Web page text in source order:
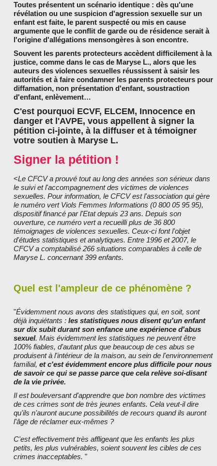
Toutes présentent un scénario identique : dès qu'une
révélation ou une suspicion d'agression sexuelle sur un
enfant est faite, le parent suspecté ou mis en cause
argumente que le conflit de garde ou de résidence serait à
l'origine d'allégations mensongères à son encontre.
Souvent les parents protecteurs accèdent difficilement à la
justice, comme dans le cas de Maryse L., alors que les
auteurs des violences sexuelles réussissent à saisir les
autorités et à faire condamner les parents protecteurs pour
diffamation, non présentation d'enfant, soustraction
d'enfant, enlèvement…
C'est pourquoi ECVF, ELCEM, Innocence en
danger et l'AVPE, vous appellent à signer la
pétition ci-jointe, à la diffuser et à témoigner
votre soutien à Maryse L.
Signer la pétition !
<Le CFCV a prouvé tout au long des années son sérieux dans
le suivi et l'accompagnement des victimes de violences
sexuelles. Pour information, le CFCV est l'association qui gère
le numéro vert Viols Femmes Informations (0 800 05 95 95),
dispositif financé par l'Etat depuis 23 ans. Depuis son
ouverture, ce numéro vert a recueilli plus de 36 800
témoignages de violences sexuelles. Ceux-ci font l'objet
d'études statistiques et analytiques. Entre 1996 et 2007, le
CFCV a comptabilisé 266 situations comparables à celle de
Maryse L. concernant 399 enfants.
Quel est l'ampleur de ce phénomène ?
"Évidemment nous avons des statistiques qui, en soit, sont
déjà inquiétants : les statistiques nous disent qu'un enfant
sur dix subit durant son enfance une expérience d'abus
sexuel. Mais évidemment les statistiques ne peuvent être
100% fiables, d'autant plus que beaucoup de ces abus se
produisent à l'intérieur de la maison, au sein de l'environnement
familial, et c'est évidemment encore plus difficile pour nous
de savoir ce qui se passe parce que cela relève soi-disant
de la vie privée.
Il est bouleversant d'apprendre que bon nombre des victimes
de ces crimes sont de très jeunes enfants. Cela veut-il dire
qu'ils n'auront aucune possibilités de recours quand ils auront
l'âge de réclamer eux-mêmes ?
C'est effectivement très affligeant que les enfants les plus
petits, les plus vulnérables, soient souvent les cibles de ces
crimes inacceptables. "